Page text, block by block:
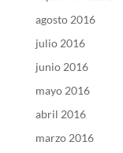
agosto 2016
julio 2016
junio 2016
mayo 2016
abril 2016
marzo 2016